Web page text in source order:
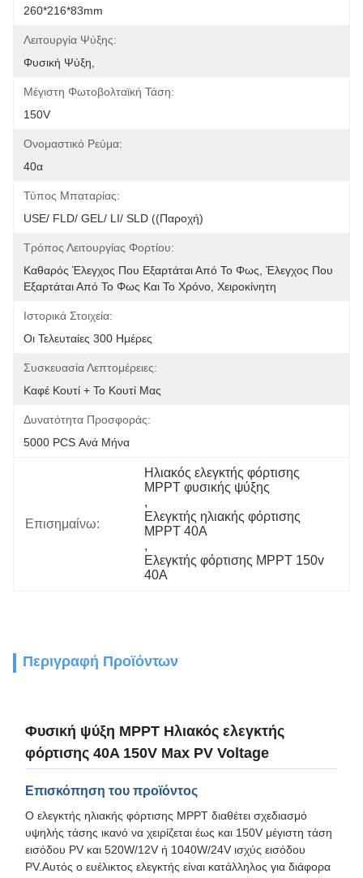
260*216*83mm
Λειτουργία Ψύξης:
Φυσική Ψύξη,
Μέγιστη Φωτοβολταϊκή Τάση:
150V
Ονομαστικό Ρεύμα:
40α
Τύπος Μπαταρίας:
USE/ FLD/ GEL/ LI/ SLD ((Παροχή)
Τρόπος Λειτουργίας Φορτίου:
Καθαρός Έλεγχος Που Εξαρτάται Από Το Φως, Έλεγχος Που
Εξαρτάται Από Το Φως Και Το Χρόνο, Χειροκίνητη
Ιστορικά Στοιχεία:
Οι Τελευταίες 300 Ημέρες
Συσκευασία Λεπτομέρειες:
Καφέ Κουτί + Το Κουτί Μας
Δυνατότητα Προσφοράς:
5000 PCS Ανά Μήνα
Επισημαίνω:
Ηλιακός ελεγκτής φόρτισης
MPPT φυσικής ψύξης
,
Ελεγκτής ηλιακής φόρτισης
MPPT 40A
,
Ελεγκτής φόρτισης MPPT 150v
40A
Περιγραφή Προϊόντων
Φυσική ψύξη MPPT Ηλιακός ελεγκτής
φόρτισης 40A 150V Max PV Voltage
Επισκόπηση του προϊόντος
Ο ελεγκτής ηλιακής φόρτισης MPPT διαθέτει σχεδιασμό
υψηλής τάσης ικανό να χειρίζεται έως και 150V μέγιστη τάση
εισόδου PV και 520W/12V ή 1040W/24V ισχύς εισόδου
PV.Αυτός ο ευέλικτος ελεγκτής είναι κατάλληλος για διάφορα